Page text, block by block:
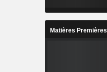
Matières Premières